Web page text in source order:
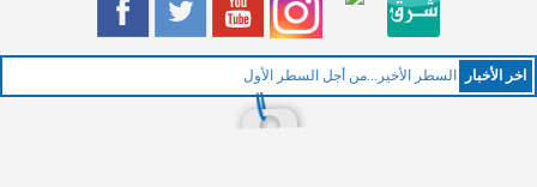
اخر اﻷخبار السطر الأخير...من أجل السطر الأول